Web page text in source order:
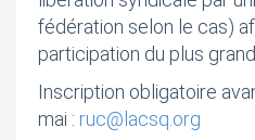
fédération selon le cas)
participation du plus
Inscription obligatoire
mai : ruc@lacsq.org